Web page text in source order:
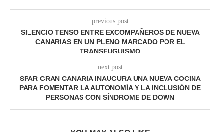
previous post
SILENCIO TENSO ENTRE EXCOMPAÑEROS DE NUEVA
CANARIAS EN UN PLENO MARCADO POR EL
TRANSFUGUISMO
next post
SPAR GRAN CANARIA INAUGURA UNA NUEVA COCINA
PARA FOMENTAR LA AUTONOMÍA Y LA INCLUSIÓN DE
PERSONAS CON SÍNDROME DE DOWN